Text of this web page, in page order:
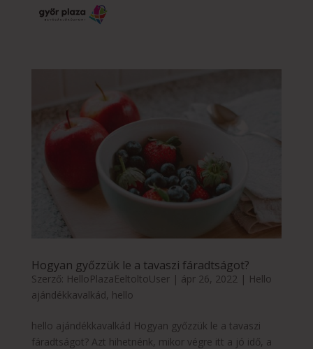
Hogyan győzzük le a tavaszi fáradtságot?
Szerző: HelloPlazaEeltoltoUser| ápr 26, 2022| Hello
ajándékkavalkád, hello
hello ajándékkavalkád Hogyan győzzük le a tavaszi
fáradtságot? Azt hihetnénk, mikor végre itt a jó idő, a